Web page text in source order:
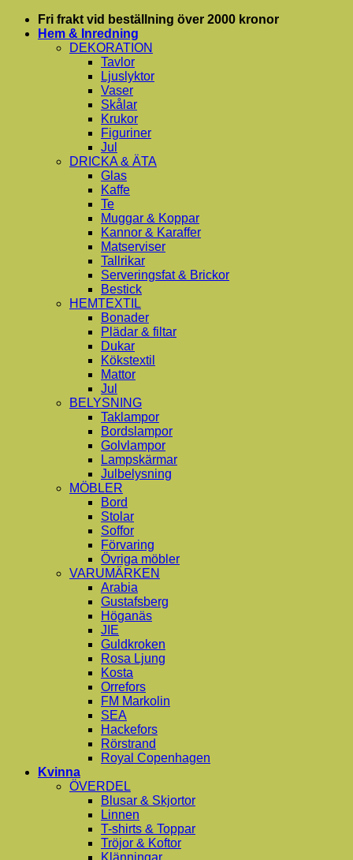
Skip
Fri frakt vid beställning över 2000 kronor
Hem & Inredning
DEKORATION
Tavlor
Ljuslyktor
Vaser
Skålar
Krukor
Figuriner
Jul
DRICKA & ÄTA
Glas
Kaffe
Te
Muggar & Koppar
Kannor & Karaffer
Matserviser
Tallrikar
Serveringsfat & Brickor
Bestick
HEMTEXTIL
Bonader
Plädar & filtar
Dukar
Kökstextil
Mattor
Jul
BELYSNING
Taklampor
Bordslampor
Golvlampor
Lampskärmar
Julbelysning
MÖBLER
Bord
Stolar
Soffor
Förvaring
Övriga möbler
VARUMÄRKEN
Arabia
Gustafsberg
Höganäs
JIE
Guldkroken
Rosa Ljung
Kosta
Orrefors
FM Markolin
SEA
Hackefors
Rörstrand
Royal Copenhagen
Kvinna
ÖVERDEL
Blusar & Skjortor
Linnen
T-shirts & Toppar
Tröjor & Koftor
Klänningar